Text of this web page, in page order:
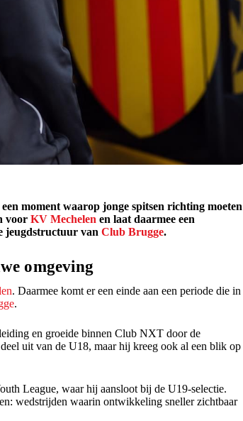
moment waarop jonge spitsen richting moeten
voor KV Mechelen en laat daarmee een
jeugdstructuur van Club Brugge.
omgeving
. Daarmee komt er een einde aan een periode die in
.
en groeide binnen Club NXT door de
uit van de U18, maar hij kreeg ook al een blik op
League, waar hij aansloot bij de U19-selectie.
wedstrijden waarin ontwikkeling sneller zichtbaar